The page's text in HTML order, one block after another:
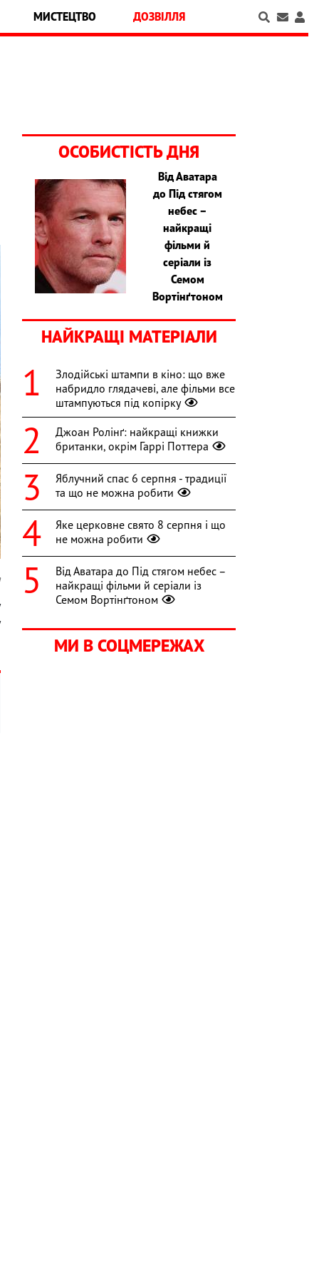
МИСТЕЦТВО ДОЗВІЛЛЯ
ОСОБИСТІСТЬ ДНЯ
Від Аватара
до Під стягом
небес –
найкращі
фільми й
серіали із
Семом
Вортінґтоном
НАЙКРАЩІ МАТЕРІАЛИ
Злодійські штампи в кіно: що вже
набридло глядачеві, але фільми все
штампуються під копірку
Джоан Ролінґ: найкращі книжки
британки, окрім Гаррі Поттера
Яблучний спас 6 серпня - традиції
та що не можна робити
Яке церковне свято 8 серпня і що
не можна робити
Від Аватара до Під стягом небес –
найкращі фільми й серіали із
Семом Вортінґтоном
МИ В СОЦМЕРЕЖАХ